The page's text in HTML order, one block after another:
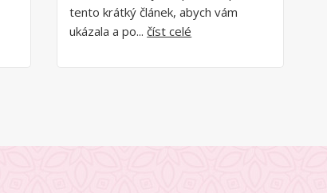
tento krátký článek, abych vám
ukázala a po...číst celé